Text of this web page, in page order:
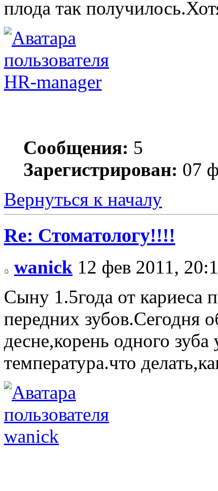
плода так
HR-manager
Сообщения: 5
Зарегистрирован: 07
Вернуться к началу
Re: Стоматологу!!!!
wanick 12 фев 2011,
Сыну 1.5года от кариеса
передних зубов.Сегодня
десне,корень одного
температура.что
wanick